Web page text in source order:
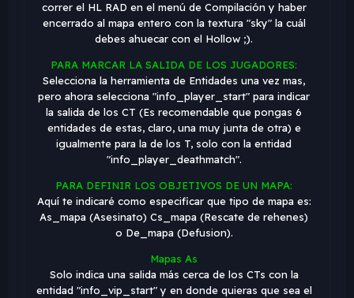
correr el HL RAD en el menú de Compilación y haber
encerrado al mapa entero con la textura "sky" la cuál
debes ahuecar con el Hollow ;).
PARA MARCAR LA SALIDA DE LOS JUGADORES:
Selecciona la herramienta de Entidades una vez mas,
pero ahora selecciona "info_player_start" para indicar
la salida de los CT (Es recomendable que pongas 6
entidades de estas, claro, una muy junta de otra) e
igualmente para la de los T, solo con la entidad
"info_player_deathmatch".
PARA DEFINIR LOS OBJETIVOS DE UN MAPA:
Aquí te indicaré como especificar que tipo de mapa es:
As_mapa (Asesinato) Cs_mapa (Rescate de rehenes)
o De_mapa (Defusion).
Mapas As
Solo indica una salida más cerca de los CTs con la
entidad "info_vip_start" y en donde quieras que sea el